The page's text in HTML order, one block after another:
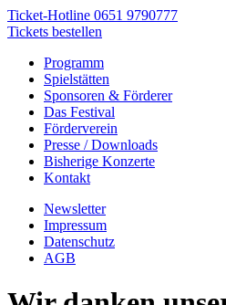
Ticket-Hotline 0651 9790777
Tickets bestellen
Programm
Spielstätten
Sponsoren & Förderer
Das Festival
Förderverein
Presse / Downloads
Bisherige Konzerte
Kontakt
Newsletter
Impressum
Datenschutz
AGB